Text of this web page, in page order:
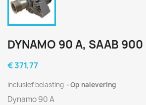
DYNAMO 90 A, SAAB 900
€ 371,77
Inclusief belasting Op nalevering
Dynamo90A